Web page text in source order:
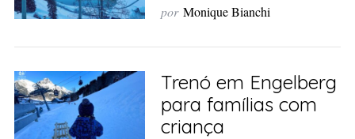
por Monique Bianchi
Trenó em Engelberg
para famílias com
criança